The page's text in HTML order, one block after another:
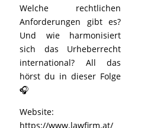
Welche rechtlichen
Anforderungen gibt es?
Und wie harmonisiert
sich das Urheberrecht
international? All das
hörst du in dieser Folge
🎧
Website:
https://www.lawfirm.at/